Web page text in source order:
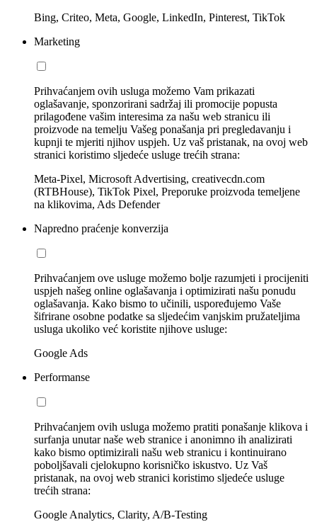
Bing, Criteo, Meta, Google, LinkedIn, Pinterest, TikTok
Marketing
Prihvaćanjem ovih usluga možemo Vam prikazati
oglašavanje, sponzorirani sadržaj ili promocije popusta
prilagođene vašim interesima za našu web stranicu ili
proizvode na temelju Vašeg ponašanja pri pregledavanju i
kupnji te mjeriti njihov uspjeh. Uz vaš pristanak, na ovoj web
stranici koristimo sljedeće usluge trećih strana:
Meta-Pixel, Microsoft Advertising, creativecdn.com
(RTBHouse), TikTok Pixel, Preporuke proizvoda temeljene
na klikovima, Ads Defender
Napredno praćenje konverzija
Prihvaćanjem ove usluge možemo bolje razumjeti i procijeniti
uspjeh našeg online oglašavanja i optimizirati našu ponudu
oglašavanja. Kako bismo to učinili, uspoređujemo Vaše
šifrirane osobne podatke sa sljedećim vanjskim pružateljima
usluga ukoliko već koristite njihove usluge:
Google Ads
Performanse
Prihvaćanjem ovih usluga možemo pratiti ponašanje klikova i
surfanja unutar naše web stranice i anonimno ih analizirati
kako bismo optimizirali našu web stranicu i kontinuirano
poboljšavali cjelokupno korisničko iskustvo. Uz Vaš
pristanak, na ovoj web stranici koristimo sljedeće usluge
trećih strana:
Google Analytics, Clarity, A/B-Testing